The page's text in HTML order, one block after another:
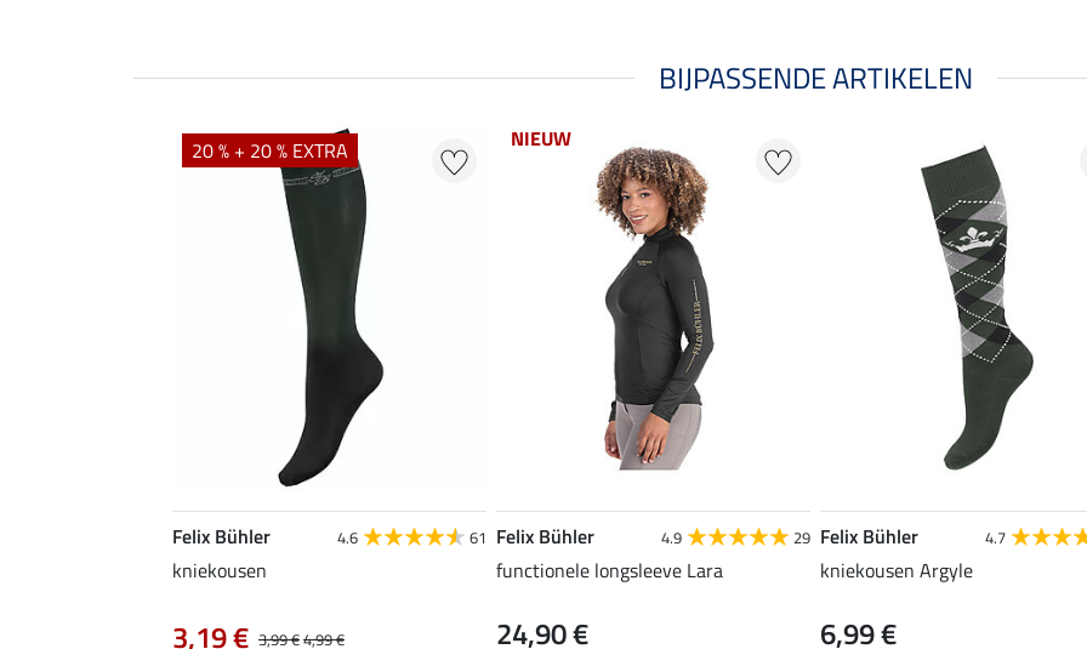
BIJPASSENDE ARTIKELEN
20 % + 20 % EXTRA
Felix Bühler 4.6 61
kniekousen
3,99 €4,99 €
3,19 €
NIEUW
Felix Bühler 4.9 29
functionele longsleeve Lara
24,90 €
Felix Bühler 4.7
kniekousen Argyle
6,99 €